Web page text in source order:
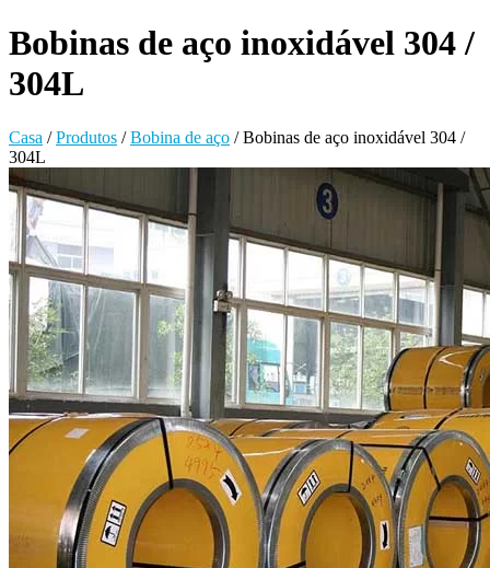
Bobinas de aço inoxidável 304 /
304L
Casa /Produtos /Bobina de aço /Bobinas de aço inoxidável 304 /
304L